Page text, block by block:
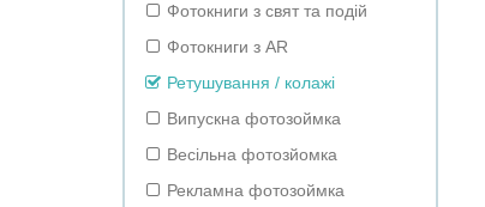
Фотокниги з свят та подій
Фотокниги з AR
Ретушування / колажі
Випускна фотозоймка
Весільна фотозйомка
Рекламна фотозоймка